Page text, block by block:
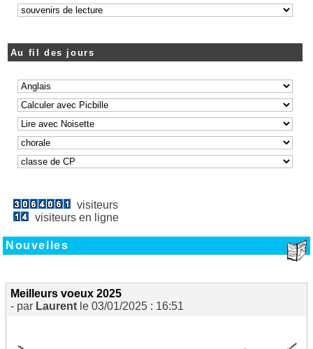
Au fil des jours
visiteurs
visiteurs en ligne
Nouvelles
Meilleurs voeux 2025
- par Laurent le 03/01/2025 : 16:51